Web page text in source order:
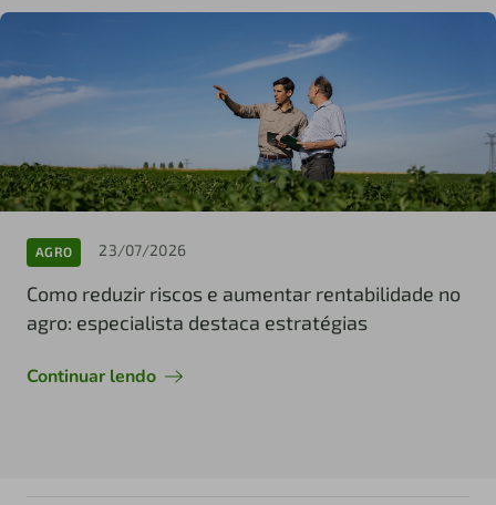
AGRO 23/07/2026
Como reduzir riscos e aumentar rentabilidade no
agro: especialista destaca estratégias
Continuar lendo